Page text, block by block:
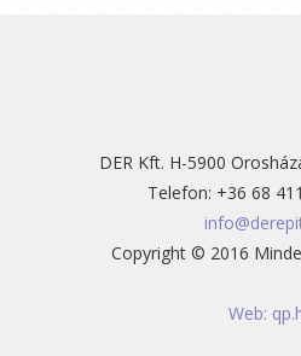
DER Kft. H-5900
Telefon: +36 68
Copyright © 2016
Web: